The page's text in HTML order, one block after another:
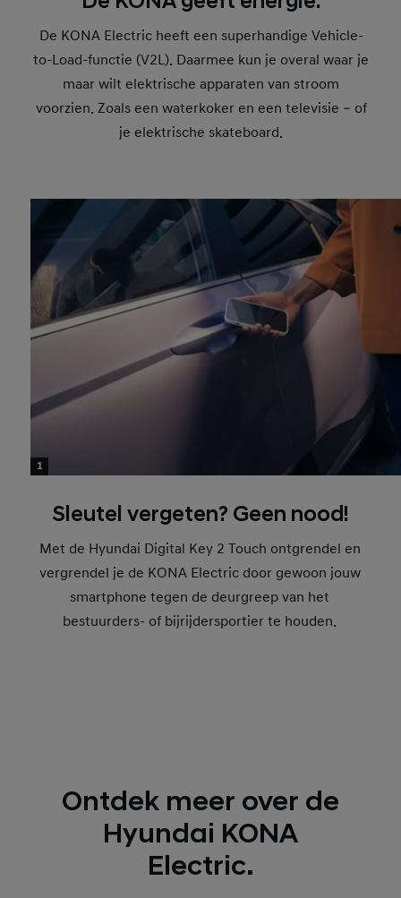
De KONA Electric heeft een superhandige Vehicle-
to-Load-functie (V2L). Daarmee kun je overal waar je
maar wilt elektrische apparaten van stroom
voorzien. Zoals een waterkoker en een televisie – of
je elektrische skateboard.
1
Sleutel vergeten? Geen nood!
Met de Hyundai Digital Key 2 Touch ontgrendel en
vergrendel je de KONA Electric door gewoon jouw
smartphone tegen de deurgreep van het
bestuurders- of bijrijdersportier te houden.
Ontdek meer over de
Hyundai KONA
Electric.